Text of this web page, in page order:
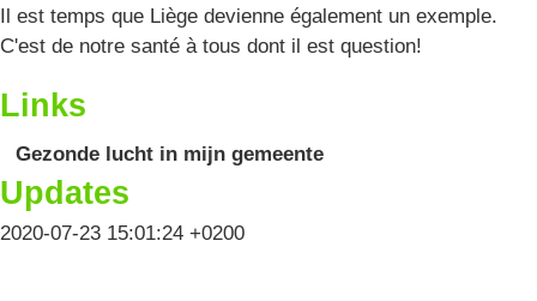
Il est temps que Liège devienne également un exemple.
C'est de notre santé à tous dont il est question!
Links
Gezonde lucht in mijn gemeente
Updates
2020-07-23 15:01:24 +0200